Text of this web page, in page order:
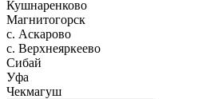
Кушнаренково
Магнитогорск
с. Аскарово
с. Верхнеяркеево
Сибай
Уфа
Чекмагуш